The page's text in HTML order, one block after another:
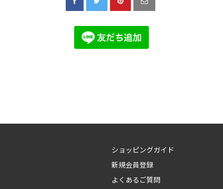
ショッピングガイド
新規会員登録
よくあるご質問